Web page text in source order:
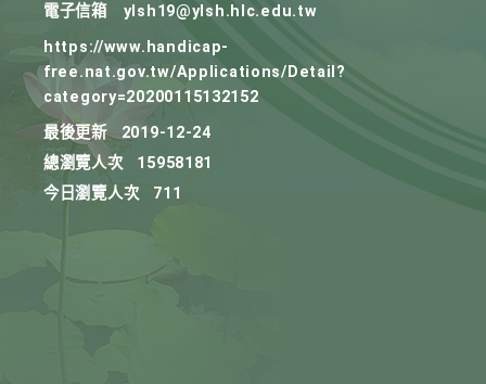
電子信箱
ylsh19@ylsh.hlc.edu.tw
https://www.handicap-
free.nat.gov.tw/Applications/Detail?
category=20200115132152
最後更新
2019-12-24
總瀏覽人次
15958181
今日瀏覽人次
711